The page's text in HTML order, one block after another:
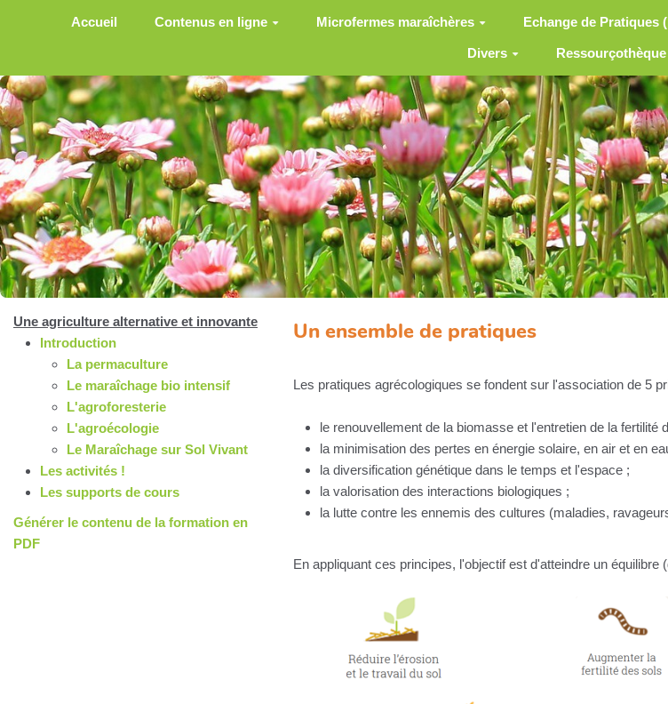
Aller au contenu principal
Accueil Contenus en ligne Microfermes maraîchères Echange de Pratiques
Divers Ressourçothèque
Une agriculture alternative et innovante
Introduction
La permaculture
Le maraîchage bio intensif
L'agroforesterie
L'agroécologie
Le Maraîchage sur Sol Vivant
Les activités !
Les supports de cours
Générer le contenu de la formation en
PDF
Un ensemble de pratiques
Les pratiques agrécologiques se fondent sur l'association de 5
le renouvellement de la biomasse et l'entretien de la fertilité
la minimisation des pertes en énergie solaire, en air et en
la diversification génétique dans le temps et l'espace ;
la valorisation des interactions biologiques ;
la lutte contre les ennemis des cultures (maladies,
En appliquant ces principes, l'objectif est d'atteindre un